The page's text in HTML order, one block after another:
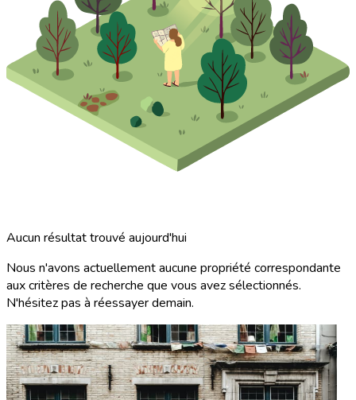
Aucun résultat trouvé aujourd'hui
Nous n'avons actuellement aucune propriété correspondante
aux critères de recherche que vous avez sélectionnés.
N'hésitez pas à réessayer demain.